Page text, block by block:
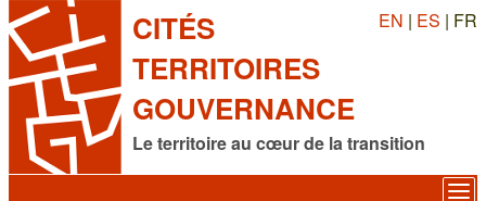
CITÉS
TERRITOIRES
GOUVERNANCE
Le territoire au cœur de la transition
EN | ES | FR